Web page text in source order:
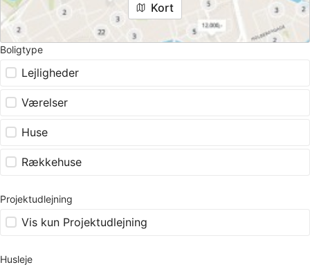
Kort
Boligtype
Lejligheder
Værelser
Huse
Rækkehuse
Projektudlejning
Vis kun Projektudlejning
Husleje